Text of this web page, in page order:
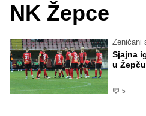
NK Žepce
Zeničani
Sjajna
u Žepču
5